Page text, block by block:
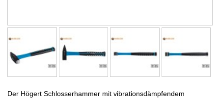
Der Högert Schlosserhammer mit vibrationsdämpfendem